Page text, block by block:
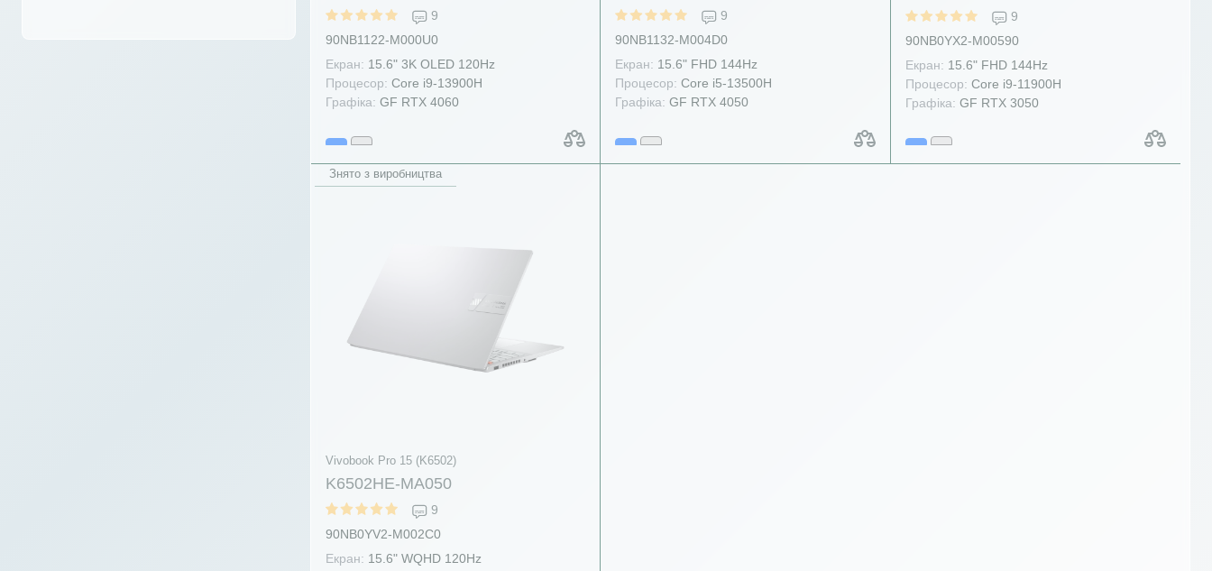
9
90NB1122-M000U0
Екран: 15.6" 3K OLED 120Hz
Процесор: Core i9-13900H
Графіка: GF RTX 4060
9
90NB1132-M004D0
Екран: 15.6" FHD 144Hz
Процесор: Core i5-13500H
Графіка: GF RTX 4050
9
90NB0YX2-M00590
Екран: 15.6" FHD 144Hz
Процесор: Core i9-11900H
Графіка: GF RTX 3050
Знято з виробництва
Vivobook Pro 15 (K6502)
K6502HE-MA050
9
90NB0YV2-M002C0
Екран: 15.6" WQHD 120Hz